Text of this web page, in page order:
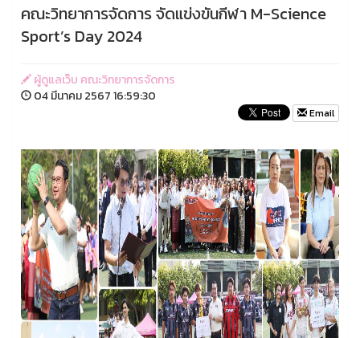
คณะวิทยาการจัดการ จัดแข่งขันกีฬา M-Science
Sport’s Day 2024
ผู้ดูแลเว็บ คณะวิทยาการจัดการ
04 มีนาคม 2567 16:59:30
Email